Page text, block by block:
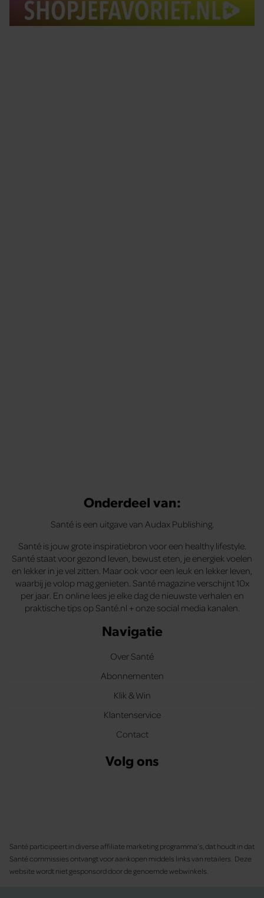
Onderdeel van:
Santé is een uitgave van Audax Publishing.
Santé is jouw grote inspiratiebron voor een healthy lifestyle.
Santé staat voor gezond leven, bewust eten, je energiek voelen
en lekker in je vel zitten. Maar ook voor een leuk en lekker leven,
waarbij je volop mag genieten. Santé magazine verschijnt 10x
per jaar. En online lees je elke dag de nieuwste verhalen en
praktische tips op Santé.nl + onze social media kanalen.
Navigatie
Over Santé
Abonnementen
Klik & Win
Klantenservice
Contact
Volg ons
Santé participeert in diverse affiliate marketing programma’s, dat houdt in dat
Santé commissies ontvangt voor aankopen middels links van retailers. Deze
website wordt niet gesponsord door de genoemde webwinkels.